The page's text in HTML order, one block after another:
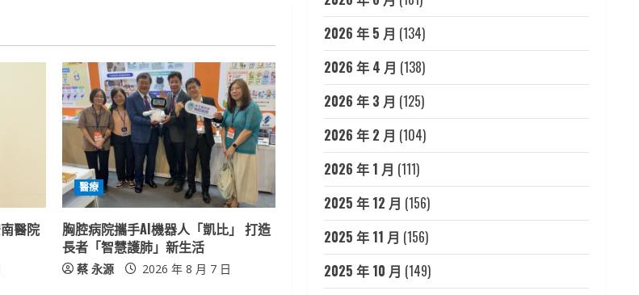
醫院
醫療
胸腔病院攜手AI機器人「凱比」 打造
長者「智慧護肺」新生活
蔡 永源 2026 年 8 月 7 日
2026 年 5 月 (134)
2026 年 4 月 (138)
2026 年 3 月 (125)
2026 年 2 月 (104)
2026 年 1 月 (111)
2025 年 12 月 (156)
2025 年 11 月 (156)
2025 年 10 月 (149)